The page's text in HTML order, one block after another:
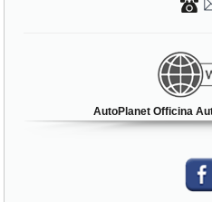
AutoPlanet Officina